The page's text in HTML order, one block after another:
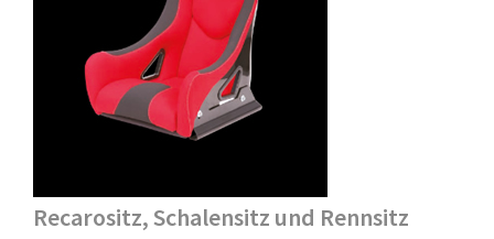
Recarositz, Schalensitz und Rennsitz